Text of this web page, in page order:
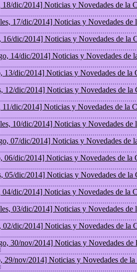
18/dic/2014] Noticias y Novedades de la
17/dic/2014] Noticias y Novedades de
16/dic/2014] Noticias y Novedades de la
14/dic/2014] Noticias y Novedades de
13/dic/2014] Noticias y Novedades de la
12/dic/2014] Noticias y Novedades de la
11/dic/2014] Noticias y Novedades de la
10/dic/2014] Noticias y Novedades de
07/dic/2014] Noticias y Novedades de
06/dic/2014] Noticias y Novedades de la
05/dic/2014] Noticias y Novedades de la
04/dic/2014] Noticias y Novedades de la
03/dic/2014] Noticias y Novedades de
02/dic/2014] Noticias y Novedades de la
30/nov/2014] Noticias y Novedades de
29/nov/2014] Noticias y Novedades de